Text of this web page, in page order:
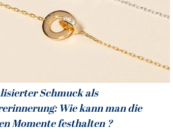
Schmuck als
Wie kann man die
Momente festhalten ?